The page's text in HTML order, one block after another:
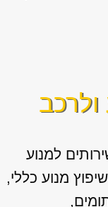
ולרכב
למנוע
מנוע כללי,